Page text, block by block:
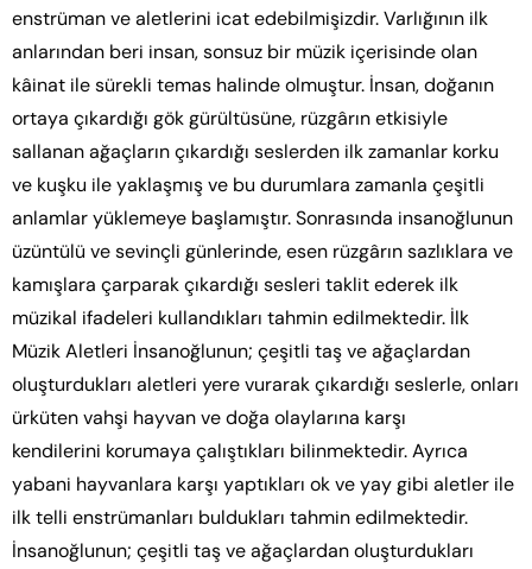
enstrüman ve aletlerini icat edebilmişizdir. Varlığının ilk
anlarından beri insan, sonsuz bir müzik içerisinde olan
kâinat ile sürekli temas halinde olmuştur. İnsan, doğanın
ortaya çıkardığı gök gürültüsüne, rüzgârın etkisiyle
sallanan ağaçların çıkardığı seslerden ilk zamanlar korku
ve kuşku ile yaklaşmış ve bu durumlara zamanla çeşitli
anlamlar yüklemeye başlamıştır. Sonrasında insanoğlunun
üzüntülü ve sevinçli günlerinde, esen rüzgârın sazlıklara ve
kamışlara çarparak çıkardığı sesleri taklit ederek ilk
müzikal ifadeleri kullandıkları tahmin edilmektedir. İlk
Müzik Aletleri İnsanoğlunun; çeşitli taş ve ağaçlardan
oluşturdukları aletleri yere vurarak çıkardığı seslerle, onları
ürküten vahşi hayvan ve doğa olaylarına karşı
kendilerini korumaya çalıştıkları bilinmektedir. Ayrıca
yabani hayvanlara karşı yaptıkları ok ve yay gibi aletler ile
ilk telli enstrümanları buldukları tahmin edilmektedir.
İnsanoğlunun; çeşitli taş ve ağaçlardan oluşturdukları